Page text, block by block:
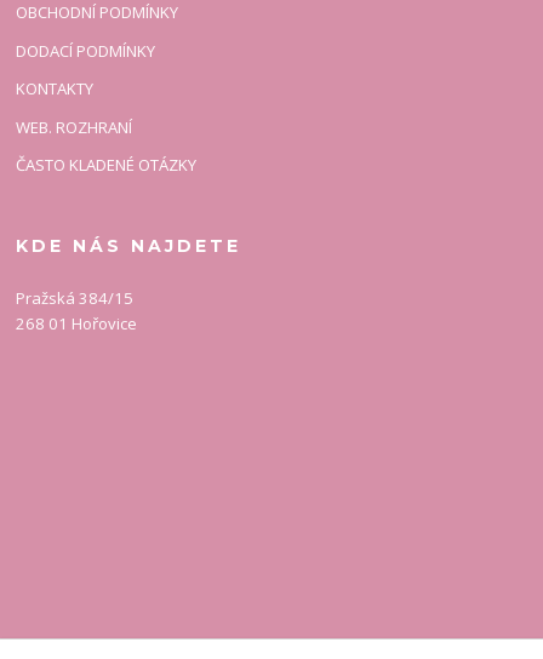
OBCHODNÍ PODMÍNKY
DODACÍ PODMÍNKY
KONTAKTY
WEB. ROZHRANÍ
ČASTO KLADENÉ OTÁZKY
KDE NÁS NAJDETE
Pražská 384/15
268 01 Hořovice